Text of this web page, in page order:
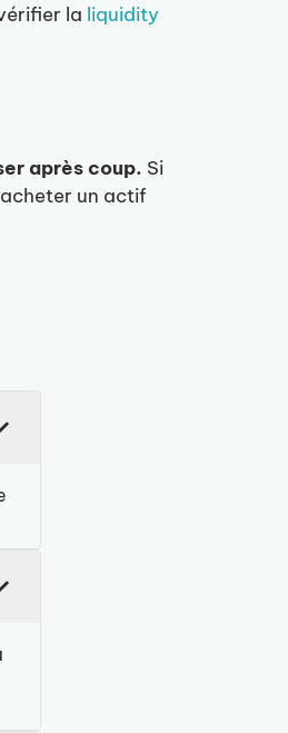
la liquidity
après coup. Si
un actif